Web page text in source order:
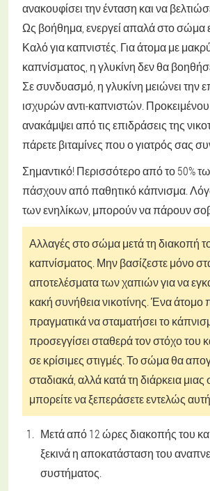
ανακουφίσει την ένταση και να
Ως βοήθημα, ενεργεί απαλά στο σώμα
Καλό για καπνιστές. Για άτομα με
καπνίσματος, η γλυκίνη δεν θα
Σε συνδυασμό, η γλυκίνη μειώνει την
ισχυρών αντι-καπνιστών.
ανακάμψει από τις επιδράσεις της
πάρετε βιταμίνες που ο γιατρός σας
Σημαντικό! Περισσότερο από το 50%
πάσχουν από παθητικό κάπνισμα.
των ενηλίκων, μπορούν να πάρουν
Αλλαγές στο σώμα μετά τη διακοπή
καπνίσματος. Μην βασίζεστε μόνο
αποτελέσματα των χαπιών για να
κακή συνήθεια νικοτίνης. Ένα άτομο
πραγματικά να σταματήσει το
προσεγγίσει σταθερά τον στόχο του
σε κρίσιμες στιγμές. Το σώμα θα
σταδιακά, αλλά κατά τη διάρκεια
μπορείτε να ξεπεράσετε εντελώς
Μετά από 12 ώρες διακοπής του
ξεκινά η αποκατάσταση του
συστήματος.